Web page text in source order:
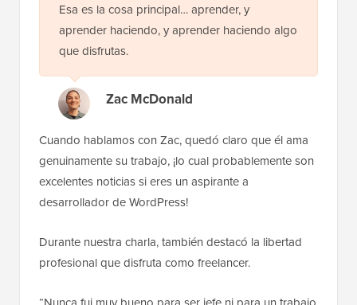
Esa es la cosa principal… aprender, y
aprender haciendo, y aprender haciendo algo
que disfrutas.
Zac McDonald
Cuando hablamos con Zac, quedó claro que él ama
genuinamente su trabajo, ¡lo cual probablemente son
excelentes noticias si eres un aspirante a
desarrollador de WordPress!
Durante nuestra charla, también destacó la libertad
profesional que disfruta como freelancer.